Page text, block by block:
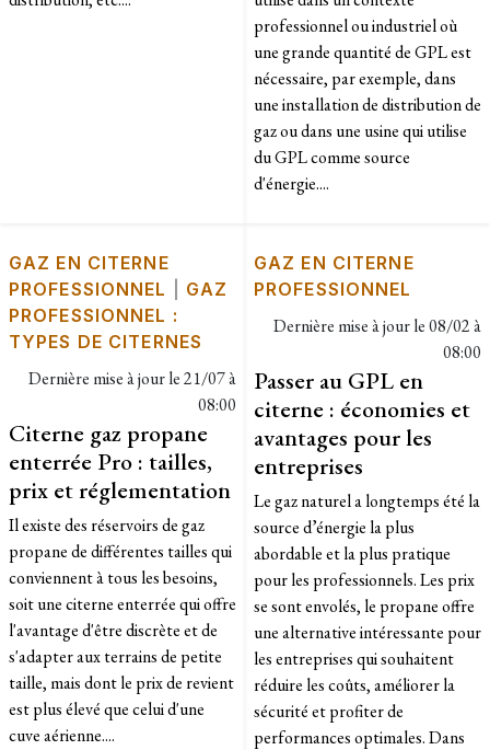
professionnel ou industriel où
une grande quantité de GPL est
nécessaire, par exemple, dans
une installation de distribution de
gaz ou dans une usine qui utilise
du GPL comme source
d'énergie....
GAZ EN CITERNE
PROFESSIONNEL
GAZ
PROFESSIONNEL :
TYPES DE CITERNES
Dernière mise à jour le21/07 à
08:00
Citerne gaz propane
enterrée Pro : tailles,
prix et réglementation
Il existe des réservoirs de gaz
propane de différentes tailles qui
conviennent à tous les besoins,
soit une citerne enterrée qui offre
l'avantage d'être discrète et de
s'adapter aux terrains de petite
taille, mais dont le prix de revient
est plus élevé que celui d'une
cuve aérienne....
GAZ EN CITERNE
PROFESSIONNEL
Dernière mise à jour le08/02 à
08:00
Passer au GPL en
citerne : économies et
avantages pour les
entreprises
Le gaz naturel a longtemps été la
source d’énergie la plus
abordable et la plus pratique
pour les professionnels. Les prix
se sont envolés, le propane offre
une alternative intéressante pour
les entreprises qui souhaitent
réduire les coûts, améliorer la
sécurité et profiter de
performances optimales. Dans